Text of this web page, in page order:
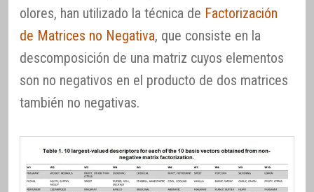
olores, han utilizado la técnica de Factorización
de Matrices no Negativa, que consiste en la
descomposición de una matriz cuyos elementos
son no negativos en el producto de dos matrices
también no negativas.